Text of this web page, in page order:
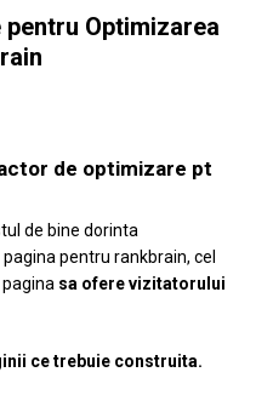
Optimizarea
de optimizare pt
de bine dorinta
pentru rankbrain, cel
sa ofere vizitatorului
ce trebuie construita.